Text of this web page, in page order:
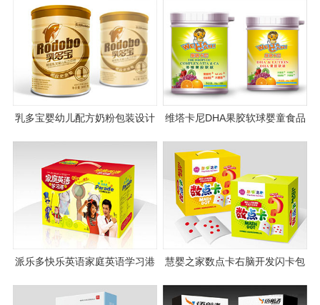
乳多宝婴幼儿配方奶粉包装设计
维塔卡尼DHA果胶软球婴童食品
派乐多快乐英语家庭英语学习港
慧婴之家数点卡右脑开发闪卡包